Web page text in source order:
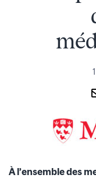
À l’ensemble des